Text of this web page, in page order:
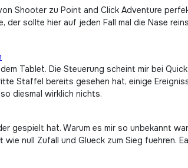
Shooter zu Point and Click Adventure
der sollte hier auf jeden Fall mal die Nase
Tablet. Die Steuerung scheint mir bei
Staffel bereits gesehen hat, einige
diesmal wirklich nichts.
gespielt hat. Warum es mir so unbekannt
null Zufall und Glueck zum Sieg fuehren.